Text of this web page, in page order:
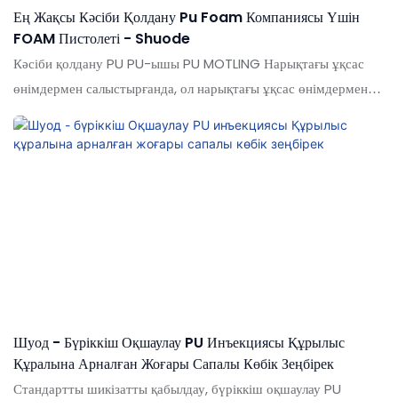
Ең Жақсы Кәсіби Қолдану Pu Foam Компаниясы Үшін
FOAM Пистолеті - Shuode
Кәсіби қолдану PU PU-ышы PU MOTLING Нарықтағы ұқсас
өнімдермен салыстырғанда, ол нарықтағы ұқсас өнімдермен
салыстырғанда, сапасы, сапасы, келбеті және т.б. тұрғысынан
салыстырмалы өтеусіз артықшылықтарға ие және базарда
Шуод - Бүріккіш Оқшаулау PU Инъекциясы Құрылыс
Құралына Арналған Жоғары Сапалы Көбік Зеңбірек
Стандартты шикізатты қабылдау, бүріккіш оқшаулау PU